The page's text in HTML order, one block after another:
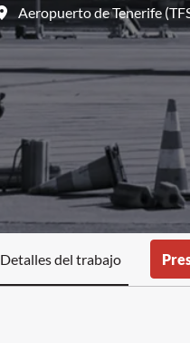
Aeropuerto de Tenerife
Detalles del trabajo